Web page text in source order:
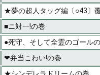
★夢の超人タッグ編〔○43〕
■ニ対一!の巻
●死守、そして全霊のゴール
❤弁当こわい!の巻
★シンデレラドリームの巻